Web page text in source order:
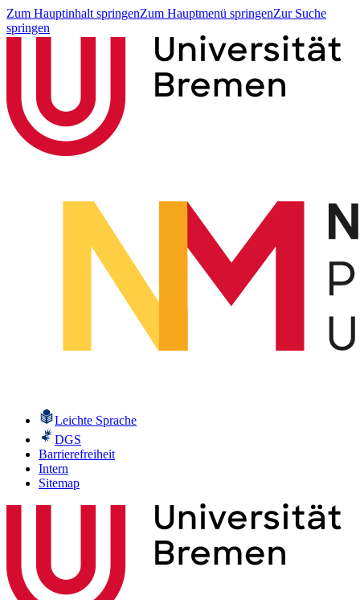
Zum Hauptinhalt springenZum Hauptmenü springenZur Suche
springen
Leichte Sprache
DGS
Barrierefreiheit
Intern
Sitemap